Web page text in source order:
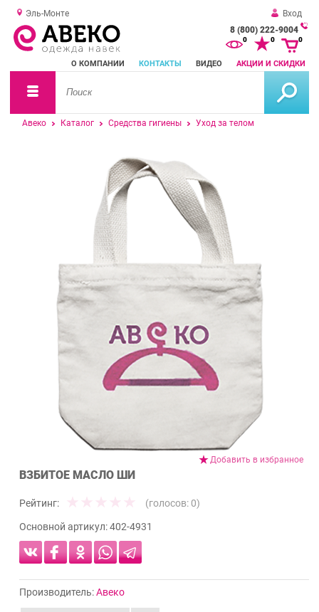
Эль-Монте
Вход
8 (800) 222-9004
О КОМПАНИИ КОНТАКТЫ ВИДЕО АКЦИИ И СКИДКИ
0 0 0
Авеко Каталог Средства гигиены Уход за телом
Добавить в избранное
ВЗБИТОЕ МАСЛО ШИ
Рейтинг: (голосов: 0)
Основной артикул:402-4931
Производитель:Авеко